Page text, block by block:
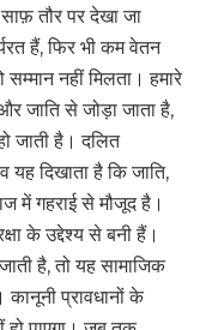
तौर पर देखा जा
हैं, फिर भी कम वेतन
नहीं मिलता। हमारे
जाति से जोड़ा जाता है,
जाती है। दलित
यह दिखाता है कि जाति,
में गहराई से मौजूद है।
के उद्देश्य से बनी हैं।
है, तो यह सामाजिक
प्रावधानों के